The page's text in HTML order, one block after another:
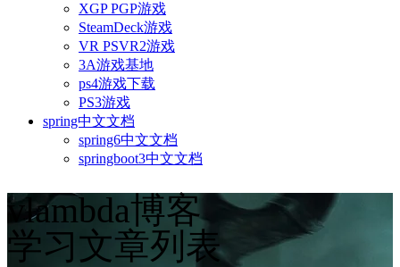
XGP PGP游戏
SteamDeck游戏
VR PSVR2游戏
3A游戏基地
ps4游戏下载
PS3游戏
spring中文文档
spring6中文文档
springboot3中文文档
vlambda博客
学习文章列表